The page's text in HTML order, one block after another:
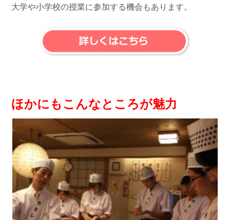
大学や小学校の授業に参加する機会もあります。
ほかにもこんなところが魅力